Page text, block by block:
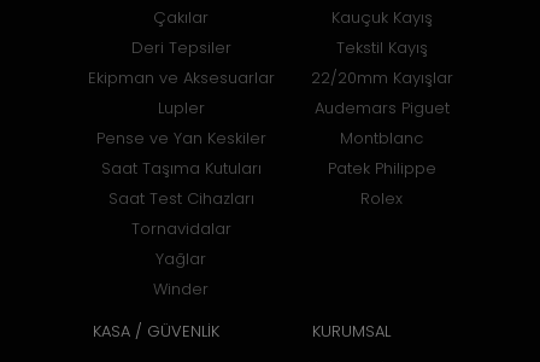
Çakılar
Deri Tepsiler
Ekipman ve Aksesuarlar
Lupler
Pense ve Yan Keskiler
Saat Taşıma Kutuları
Saat Test Cihazları
Tornavidalar
Yağlar
Winder
Kauçuk Kayış
Tekstil Kayış
22/20mm Kayışlar
Audemars Piguet
Montblanc
Patek Philippe
Rolex
KASA / GÜVENLİK KURUMSAL